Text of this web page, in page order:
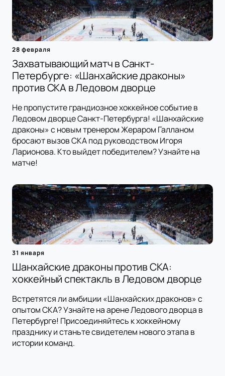
28 февраля
Захватывающий матч в Санкт-
Петербурге: «Шанхайские драконы»
против СКА в Ледовом дворце
Не пропустите грандиозное хоккейное событие в
Ледовом дворце Санкт-Петербурга! «Шанхайские
драконы» с новым тренером Жераром Галланом
бросают вызов СКА под руководством Игоря
Ларионова. Кто выйдет победителем? Узнайте на
матче!
31 января
Шанхайские драконы против СКА:
хоккейный спектакль в Ледовом дворце
Встретятся ли амбиции «Шанхайских драконов» с
опытом СКА? Узнайте на арене Ледового дворца в
Петербурге! Присоединяйтесь к хоккейному
празднику и станьте свидетелем нового этапа в
истории команд.